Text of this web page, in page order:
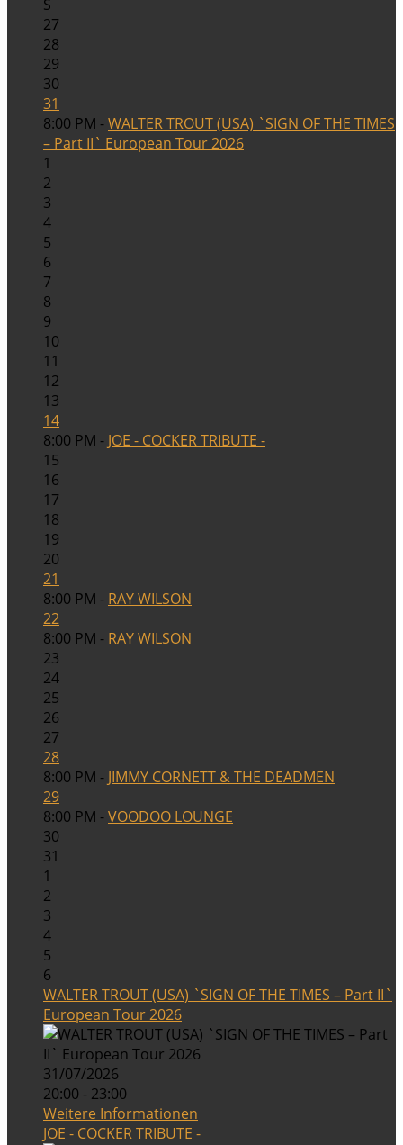
S
27
28
29
30
31
8:00 PM -WALTER TROUT (USA) `SIGN OF THE TIMES
– Part II` European Tour 2026
1
2
3
4
5
6
7
8
9
10
11
12
13
14
8:00 PM - JOE - COCKER TRIBUTE -
15
16
17
18
19
20
21
8:00 PM - RAY WILSON
22
8:00 PM - RAY WILSON
23
24
25
26
27
28
8:00 PM - JIMMY CORNETT & THE DEADMEN
29
8:00 PM -VOODOO LOUNGE
30
31
1
2
3
4
5
6
WALTER TROUT (USA) `SIGN OF THE TIMES – Part II`
European Tour 2026
31/07/2026
20:00 - 23:00
Weitere Informationen
JOE - COCKER TRIBUTE -